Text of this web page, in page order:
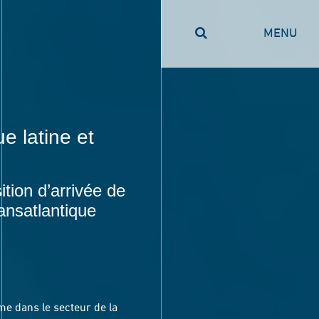
MENU
latine et
d’arrivée de
dans le secteur de la